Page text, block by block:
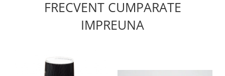
FRECVENT CUMPARATE
IMPREUNA